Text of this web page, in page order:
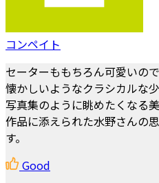
コンペイト
セーターももちろん可愛いの
懐かしいようなクラシカルな
写真集のように眺めたくなる美
作品に添えられた水野さんの
す。
Good